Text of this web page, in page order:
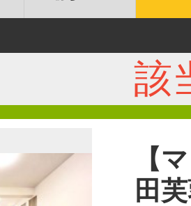
該
【
田